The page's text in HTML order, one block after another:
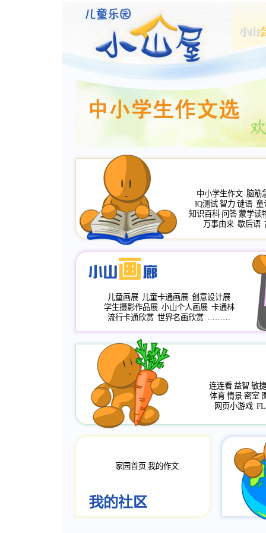
中小学生作文 脑筋
IQ测试 智力 谜语 童
知识百科 问答 蒙学读
万事由来 歇后语
儿童画展 儿童卡通画展 创意设计展
学生摄影作品展 小山个人画展 卡通林
流行卡通欣赏 世界名画欣赏 ………
连连看 益智 敏捷
体育 情景 密室
网页小游戏
家园首页 我的作文